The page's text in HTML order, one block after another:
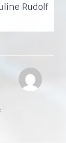
Rudolf